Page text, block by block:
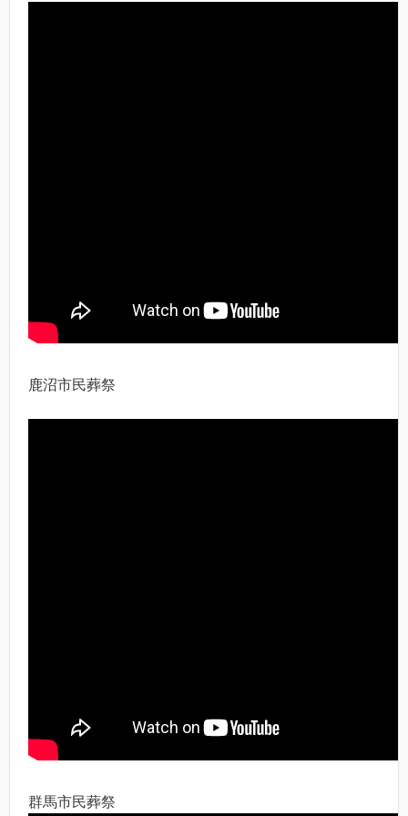
鹿沼市民葬祭
群馬市民葬祭